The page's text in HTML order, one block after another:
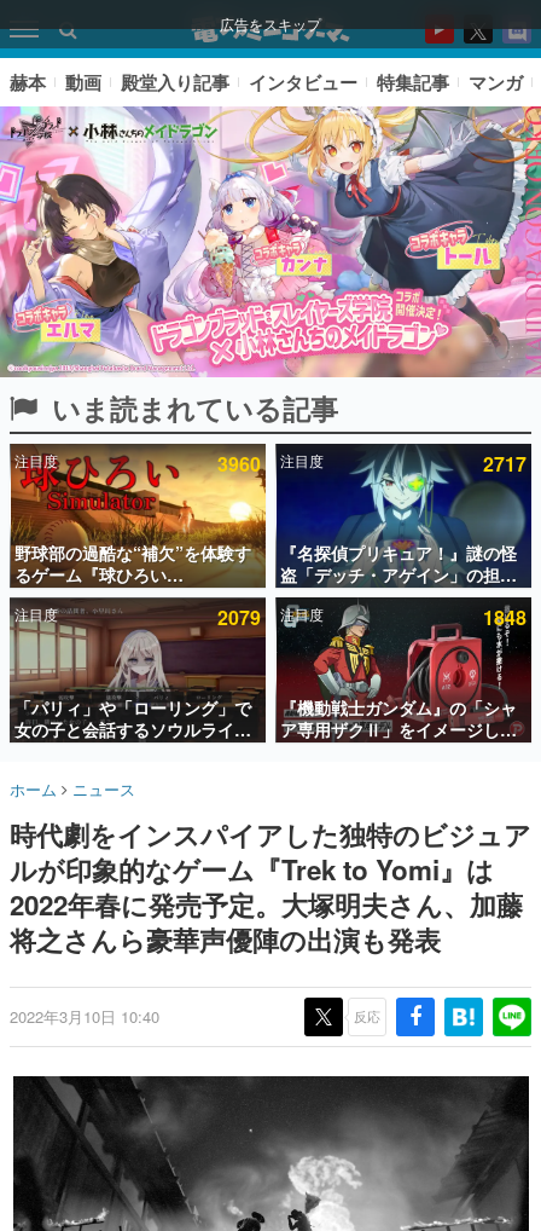
広告をスキップ
ピックアップ
電ファミのいま読まれている記事ランキング
アプリセール情報
インタビュー
連載・特集一覧
殿堂入り記事
SNS拡散数が数千以上！ ページビュー数万以上！ などな
ど。多くの人々に読まれた、電ファミ渾身の“殿堂入り”記
事をまとめました。
名作ゲームクリエイターの方々に製作時のエピソードをお
きます。
赫本
この物語を解いてはいけない。『赫本』は、〈試験問題〉
の形をした短編ホラー小説集です。
これからのデジタルゲーム市場を担う若きクリエイター達
の姿を追い、彼らのルーツと情熱を探っていきます。
ゲームに多大な影響を受けた作家さんに取材し、ゲームが
日本のコンテンツ産業やカルチャーに与えた影響を探る企
画です。
日本モバイルゲーム産業史
日本のモバイルゲーム史における主要なトピック・タイト
ルを網羅するほか、開発者へのインタビューや識者による
解説を掲載。約20年の歴史が一望できる決定版！
赫本 動画 殿堂入り記事 インタビュー 特集記事 マンガ
いま読まれている記事
注目度 3960
野球部の過酷な“補欠”を体験す
るゲーム『球ひろい
Simulator』が「1件」のウィッ
シュリストをもとにチェコ語に
対応しSNSで話題に。『キング
ダム・カム』開発元やチェコの
プロ野球選手から称賛の声
注目度 2717
『名探偵プリキュア！』謎の怪
盗「デッチ・アゲイン」の担当
キャストは天﨑滉平さんと判
明。『Re:ゼロから始める異世
界生活』オットー役、『ヒプノ
シスマイク』山田三郎役など
注目度 2079
「パリィ」や「ローリング」で
女の子と会話するソウルライク
恋愛ゲーム『小早川さんはソウ
敗すると「YOU DIED」
注目度 1848
『機動戦士ガンダム』の「シャ
ア専用ザクⅡ」をイメージした
散水ホースリールが予約開始。
ホーム ニュース
時代劇をインスパイアした独特のビジュア
ルが印象的なゲーム『Trek to Yomi』は
2022年春に発売予定。大塚明夫さん、加藤
将之さんら豪華声優陣の出演も発表
2022年3月10日 10:40 反応